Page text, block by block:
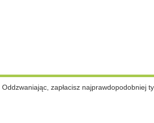
Oddzwaniając, zapłacisz najprawdopodobniej